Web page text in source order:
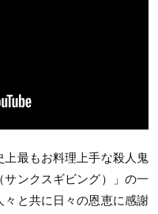
最もお料理上手な殺人鬼
ンクスギビング）」の一
と共に日々の恩恵に感謝